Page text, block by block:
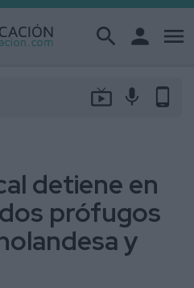
search person menu
live_tv mic phone_android
detiene en
prófugos
y